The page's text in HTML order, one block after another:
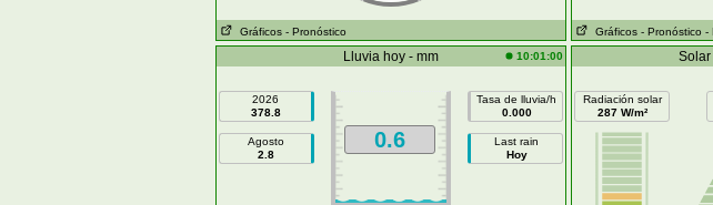
Gráficos - Pronóstico Gráficos - Pronóstico -
Lluvia hoy - mm 10:01:00
2026
378.8
Agosto
2.8
0.6
Tasa de lluvia/h
0.000
Last rain
Hoy
Solar
Radiación solar
287 W/m²